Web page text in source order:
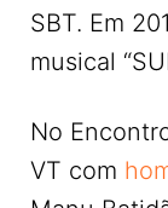
SBT. Em
musical
No
VT com